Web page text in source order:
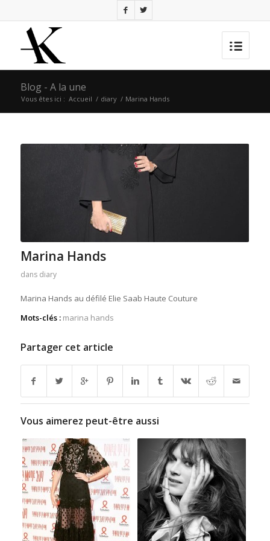
Blog - A la une
Vous êtes ici : Accueil / diary / Marina Hands
Marina Hands
dans diary
Marina Hands au défilé Elie Saab Haute Couture
Mots-clés : marina hands
Partager cet article
Vous aimerez peut-être aussi